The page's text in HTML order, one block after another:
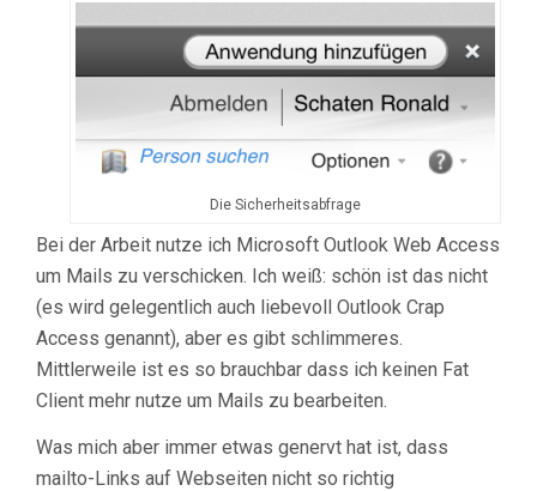
Die Sicherheitsabfrage
Bei der Arbeit nutze ich Microsoft Outlook Web Access
um Mails zu verschicken. Ich weiß: schön ist das nicht
(es wird gelegentlich auch liebevoll Outlook Crap
Access genannt), aber es gibt schlimmeres.
Mittlerweile ist es so brauchbar dass ich keinen Fat
Client mehr nutze um Mails zu bearbeiten.
Was mich aber immer etwas genervt hat ist, dass
mailto-Links auf Webseiten nicht so richtig